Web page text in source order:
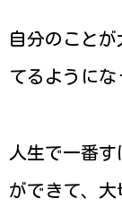
自分のこと
てるようにな
人生で一番
ができて、大